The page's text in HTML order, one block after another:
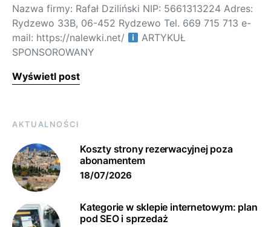
Nazwa firmy: Rafał Dziliński NIP: 5661313224 Adres:
Rydzewo 33B, 06-452 Rydzewo Tel. 669 715 713 e-
mail: https://nalewki.net/
ARTYKUŁ
SPONSOROWANY
Wyświetl post
AKTUALNOŚCI
Koszty strony rezerwacyjnej poza
abonamentem
18/07/2026
Kategorie w sklepie internetowym: plan
pod SEO i sprzedaż